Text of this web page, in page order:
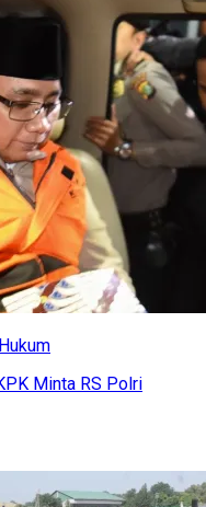
Minta RS Polri